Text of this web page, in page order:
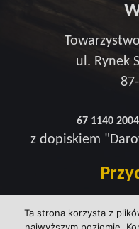
Ta strona korzysta z
ul. Rynek
67 1140
z dopiskiem
Strefa wsparcia